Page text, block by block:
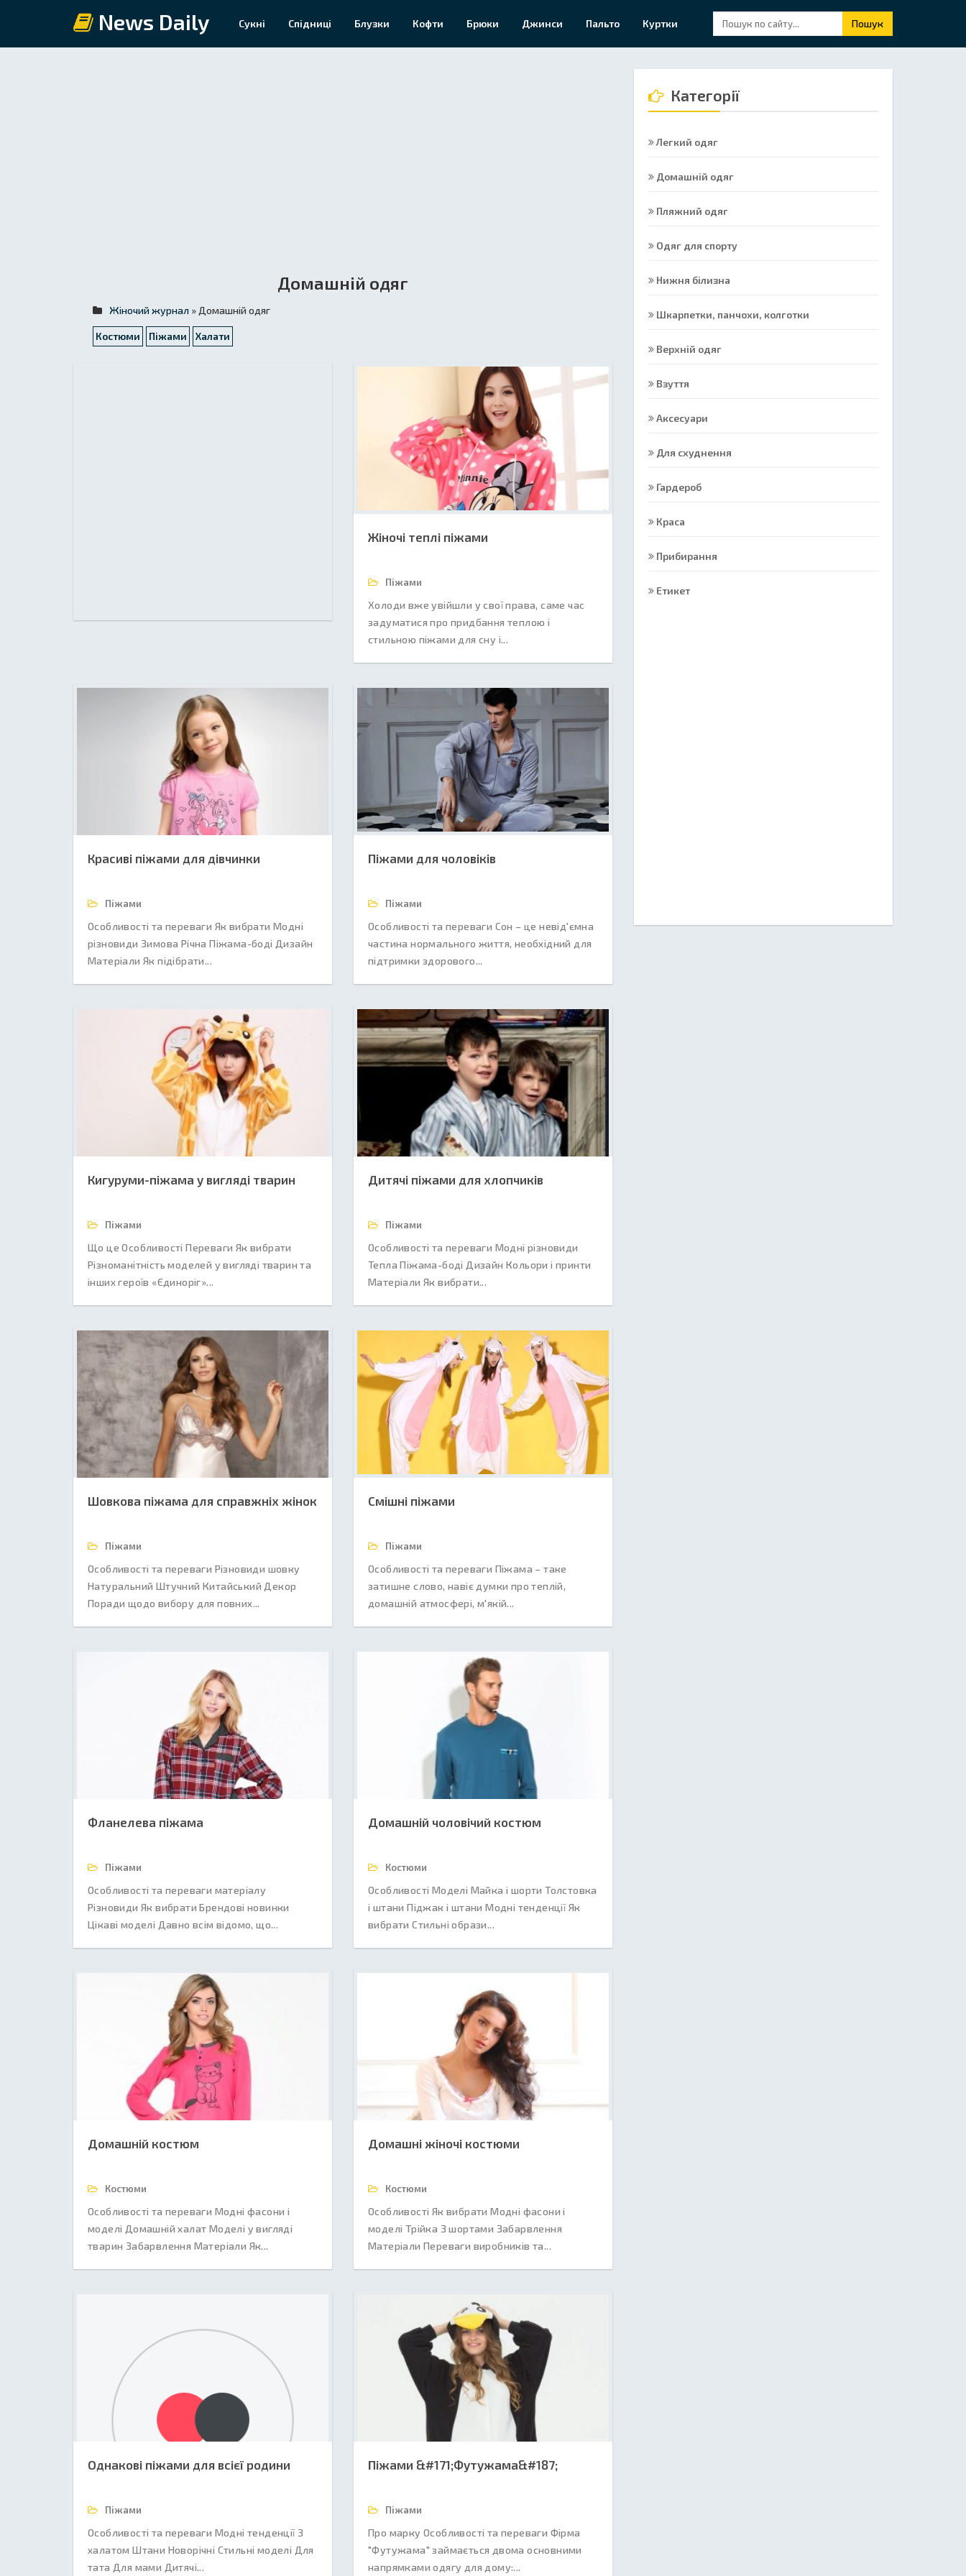
News Daily Сукні Спідниці Блузки Кофти Брюки Джинси Пальто Куртки Пошук
Домашній одяг
Жіночий журнал » Домашній одяг
Костюми Піжами Халати
Жіночі теплі піжами
Піжами
Холоди вже увійшли у свої права, саме час
задуматися про придбання теплою і
стильною піжами для сну і...
Красиві піжами для дівчинки
Піжами
Особливості та переваги Як вибрати Модні
різновиди Зимова Річна Піжама-боді Дизайн
Матеріали Як підібрати...
Піжами для чоловіків
Піжами
Особливості та переваги Сон – це невід'ємна
частина нормального життя, необхідний для
підтримки здорового...
Кигуруми-піжама у вигляді тварин
Піжами
Що це Особливості Переваги Як вибрати
Різноманітність моделей у вигляді тварин та
інших героїв «Єдиноріг»...
Дитячі піжами для хлопчиків
Піжами
Особливості та переваги Модні різновиди
Тепла Піжама-боді Дизайн Кольори і принти
Матеріали Як вибрати...
Шовкова піжама для справжніх жінок
Піжами
Особливості та переваги Різновиди шовку
Натуральний Штучний Китайський Декор
Поради щодо вибору для повних...
Смішні піжами
Піжами
Особливості та переваги Піжама – таке
затишне слово, навіє думки про теплій,
домашній атмосфері, м'якій...
Фланелева піжама
Піжами
Особливості та переваги матеріалу
Різновиди Як вибрати Брендові новинки
Цікаві моделі Давно всім відомо, що...
Домашній чоловічий костюм
Костюми
Особливості Моделі Майка і шорти Толстовка
і штани Піджак і штани Модні тенденції Як
вибрати Стильні образи...
Домашній костюм
Костюми
Особливості та переваги Модні фасони і
моделі Домашній халат Моделі у вигляді
тварин Забарвлення Матеріали Як...
Домашні жіночі костюми
Костюми
Особливості Як вибрати Модні фасони і
моделі Трійка З шортами Забарвлення
Матеріали Переваги виробників та...
Однакові піжами для всієї родини
Піжами
Особливості та переваги Модні тенденції З
халатом Штани Новорічні Стильні моделі Для
тата Для мами Дитячі...
Піжами &#171;Футужама&#187;
Піжами
Про марку Особливості та переваги Фірма
"Футужама" займається двома основними
напрямками одягу для дому:...
Категорії
Легкий одяг
Домашній одяг
Пляжний одяг
Одяг для спорту
Нижня білизна
Шкарпетки, панчохи, колготки
Верхній одяг
Взуття
Аксесуари
Для схуднення
Гардероб
Краса
Прибирання
Етикет